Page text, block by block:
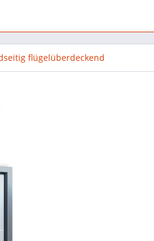
flügelüberdeckend